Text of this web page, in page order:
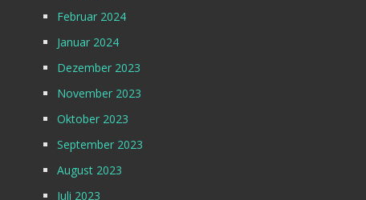
Februar 2024
Januar 2024
Dezember 2023
November 2023
Oktober 2023
September 2023
August 2023
Juli 2023